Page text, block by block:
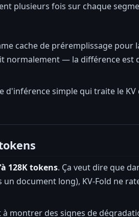
plusieurs fois sur chaque
cache de préremplissage pour
normalement — la différence est
d'inférence simple qui traite le KV
128K tokens. Ça veut dire que
document long), KV-Fold ne
montrer des signes de